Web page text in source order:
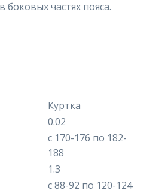
боковых частях пояса.
Куртка
0.02
с 170-176 по 182-
188
1.3
с 88-92 по 120-124